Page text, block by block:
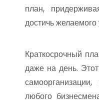
план,
достичь желаемого
Краткосрочный
даже на день.
любого